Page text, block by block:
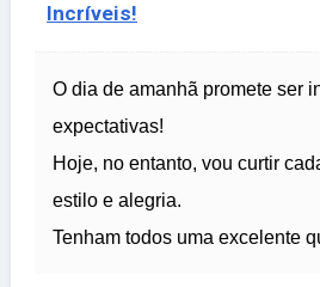
Incríveis!
O dia de amanhã promete ser
expectativas!
Hoje, no entanto, vou curtir
estilo e alegria.
Tenham todos uma excelente